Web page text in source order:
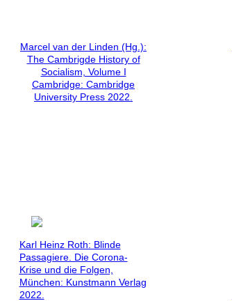
Marcel van der Linden (Hg.):
The Cambrigde History of
Socialism, Volume I
Cambridge: Cambridge
University Press 2022.
Karl Heinz Roth: Blinde
Passagiere. Die Corona-
Krise und die Folgen,
München: Kunstmann Verlag
2022.